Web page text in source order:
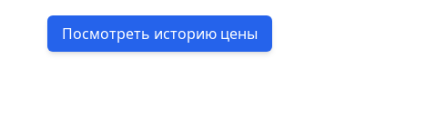
Посмотреть историю цены